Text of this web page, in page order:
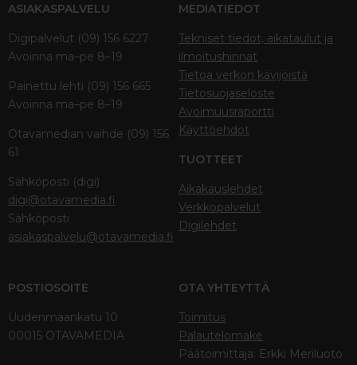
ASIAKASPALVELU
Digipalvelut (09) 156 6227
Avoinna ma–pe 8–19
Painettu lehti (09) 156 665
Avoinna ma–pe 8–19
Otavamedian vaihde (09) 156
61
Sähköposti (digi)
digi@otavamedia.fi
Sähköposti
asiakaspalvelu@otavamedia.fi
MEDIATIEDOT
Tekniset tiedot, aikataulut ja
ilmoitushinnat
Tietoa verkon kävijöistä
Tietosuojaseloste
Avoimuusraportti
Käyttöehdot
TUOTTEET
Aikakauslehdet
Verkkopalvelut
Digilehdet
POSTIOSOITE
Uudenmaankatu 10
00015 OTAVAMEDIA
OTA YHTEYTTÄ
Toimitus
Palautelomake
Päätoimittaja: Erkki Meriluoto